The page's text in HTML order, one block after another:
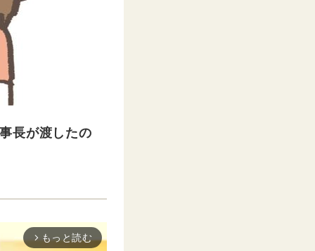
長が渡したの
arrow_forward_ios もっと読む